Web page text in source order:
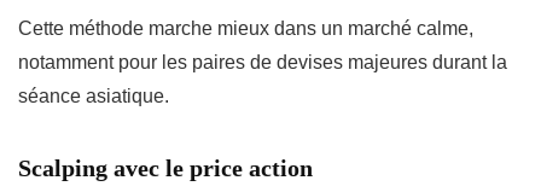
Cette méthode marche mieux dans un marché calme,
notamment pour les paires de devises majeures durant la
séance asiatique.
Scalping avec le price action